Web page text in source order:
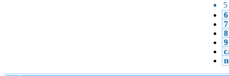
5
6
7
8
9